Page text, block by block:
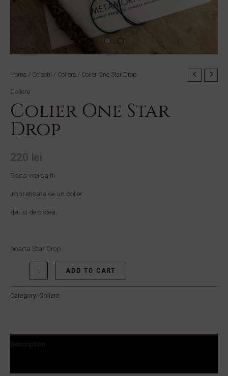
Home / Colectii / Coliere / Colier One Star Drop
Coliere
Colier One Star
Drop
220 lei
Daca vrei sa fii
imbratisata de un colier
dar si de o stea,
poarta Star Drop.
Colier
Drop
quantity
ADD TO CART
Category: Coliere